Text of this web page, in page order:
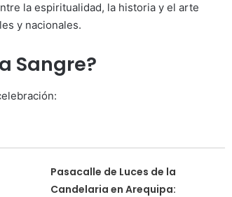
la espiritualidad, la historia y el arte
y nacionales.
Sangre?
Pasacalle de Luces de la
Candelaria en Arequipa: